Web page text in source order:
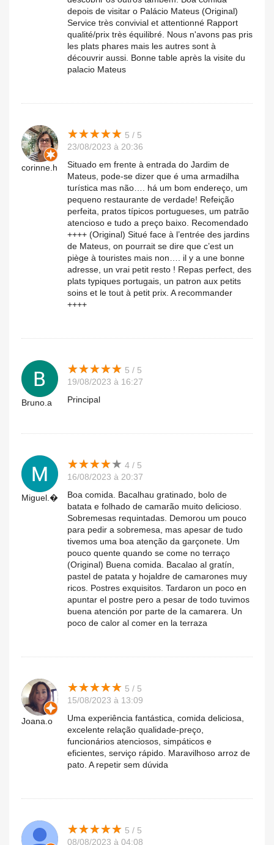
depois de visitar o Palácio Mateus (Original)
Service très convivial et attentionné Rapport
qualité/prix très équilibré. Nous n'avons pas pris
les plats phares mais les autres sont à
découvrir aussi. Bonne table après la visite du
palacio Mateus
corinne.h
★★★★★
★★★★★ 5 / 5
23/08/2023 à 20:36
Situado em frente à entrada do Jardim de
Mateus, pode-se dizer que é uma armadilha
turística mas não…. há um bom endereço, um
pequeno restaurante de verdade! Refeição
perfeita, pratos típicos portugueses, um patrão
atencioso e tudo a preço baixo. Recomendado
++++ (Original) Situé face à l’entrée des jardins
de Mateus, on pourrait se dire que c’est un
piège à touristes mais non…. il y a une bonne
adresse, un vrai petit resto ! Repas perfect, des
plats typiques portugais, un patron aux petits
soins et le tout à petit prix. A recommander
++++
Bruno.a
★★★★★
★★★★★ 5 / 5
19/08/2023 à 16:27
Principal
Miguel.�
★★★★★
★★★★★ 4 / 5
16/08/2023 à 20:37
Boa comida. Bacalhau gratinado, bolo de
batata e folhado de camarão muito delicioso.
Sobremesas requintadas. Demorou um pouco
para pedir a sobremesa, mas apesar de tudo
tivemos uma boa atenção da garçonete. Um
pouco quente quando se come no terraço
(Original) Buena comida. Bacalao al gratín,
pastel de patata y hojaldre de camarones muy
ricos. Postres exquisitos. Tardaron un poco en
apuntar el postre pero a pesar de todo tuvimos
buena atención por parte de la camarera. Un
poco de calor al comer en la terraza
Joana.o
★★★★★
★★★★★ 5 / 5
15/08/2023 à 13:09
Uma experiência fantástica, comida deliciosa,
excelente relação qualidade-preço,
funcionários atenciosos, simpáticos e
eficientes, serviço rápido. Maravilhoso arroz de
pato. A repetir sem dúvida
★★★★★
★★★★★ 5 / 5
08/08/2023 à 04:08